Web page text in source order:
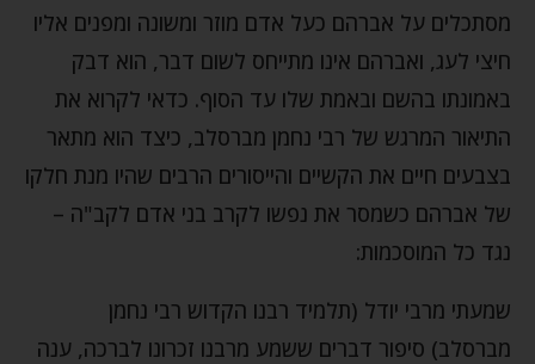
מסתכלים על אברהם כעל אדם מוזר ומשונה ומפנים אליו
חיצי לעג, ואברהם אינו מתייחס לשום דבר, הוא דבק
באמונתו בהשם ובאמת שלו עד הסוף. כדאי לקרוא את
התיאור המרגש של רבי נחמן מברסלב, כיצד הוא מתאר
בצבעים חיים את הקשיים והייסורים הרבים שהיו מנת חלקו
של אברהם כשמסר את נפשו לקרב בני אדם לקב"ה –
נגד כל המוסכמות:
שמעתי מרבי יודל (תלמיד רבנו הקדוש רבי נחמן
מברסלב) סיפור דברים ששמע מרבנו זכרונו לברכה, ענה